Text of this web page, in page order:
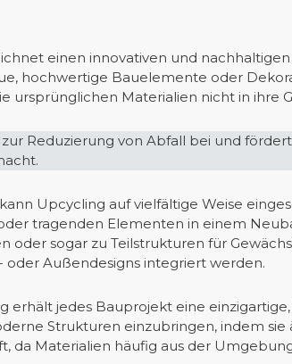
einen innovativen und
hochwertige Bauelemente oder
ursprünglichen Materialien nicht in
Reduzierung von Abfall bei und
Upcycling auf vielfältige Weise
tragenden Elementen in einem
oder sogar zu Teilstrukturen für
oder Außendesigns integriert werden.
erhält jedes Bauprojekt eine
Strukturen einzubringen, indem
da Materialien häufig aus der